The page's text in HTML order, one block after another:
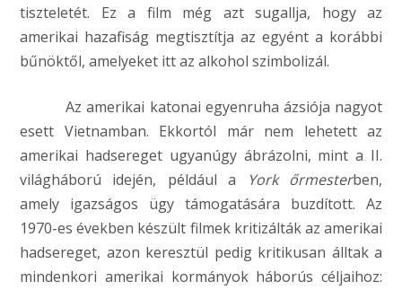
tiszteletét. Ez a film még azt sugallja, hogy az
amerikai hazafiság megtisztítja az egyént a korábbi
bűnöktől, amelyeket itt az alkohol szimbolizál.
Az amerikai katonai egyenruha ázsiója nagyot
esett Vietnamban. Ekkortól már nem lehetett az
amerikai hadsereget ugyanúgy ábrázolni, mint a II.
világháború idején, például a
York őrmesterben,
amely igazságos ügy támogatására buzdított. Az
1970-es években készült filmek kritizálták az amerikai
hadsereget, azon keresztül pedig kritikusan álltak a
mindenkori amerikai kormányok háborús céljaihoz: